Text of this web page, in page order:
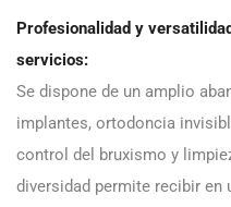
Profesionalidad y
Se dispone de un amplio
implantes, ortodoncia
control del bruxismo y
diversidad permite recibir